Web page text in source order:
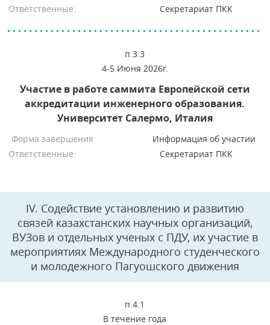
Ответственные:
Секретариат ПКК
п.3.3
4-5 Июня 2026г.
Участие в работе саммита Европейской сети
аккредитации инженерного образования.
Университет Салермо, Италия
Форма завершения:
Информация об участии
Ответственные:
Секретариат ПКК
IV. Содействие установлению и развитию
связей казахстанских научных организаций,
ВУЗов и отдельных ученых с ПДУ, их участие в
мероприятиях Международного студенческого
и молодежного Пагуошского движения
п.4.1
В течение года